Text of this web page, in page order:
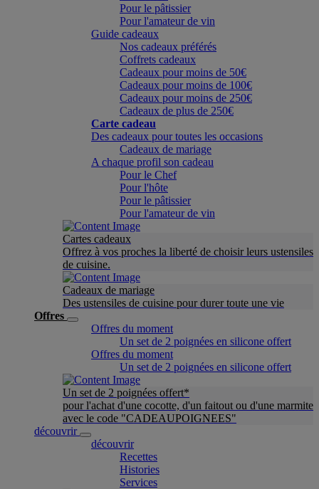
Pour le pâtissier
Pour l'amateur de vin
Guide cadeaux
Nos cadeaux préférés
Coffrets cadeaux
Cadeaux pour moins de 50€
Cadeaux pour moins de 100€
Cadeaux pour moins de 250€
Cadeaux de plus de 250€
Carte cadeau
Des cadeaux pour toutes les occasions
Cadeaux de mariage
A chaque profil son cadeau
Pour le Chef
Pour l'hôte
Pour le pâtissier
Pour l'amateur de vin
Cartes cadeaux
Offrez à vos proches la liberté de choisir leurs ustensiles
de cuisine.
Cadeaux de mariage
Des ustensiles de cuisine pour durer toute une vie
Offres
Offres du moment
Un set de 2 poignées en silicone offert
Offres du moment
Un set de 2 poignées en silicone offert
Un set de 2 poignées offert*
pour l'achat d'une cocotte, d'un faitout ou d'une marmite
avec le code "CADEAUPOIGNEES"
découvrir
découvrir
Recettes
Histories
Services